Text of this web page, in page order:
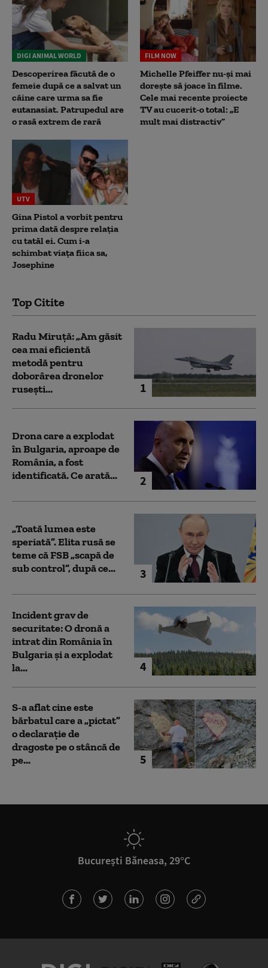
DIGI ANIMAL WORLD
Descoperirea făcută de o
femeie după ce a salvat un
câine care urma sa fie
eutanasiat. Patrupedul are
o rasă extrem de rară
FILM NOW
Michelle Pfeiffer nu-și mai
dorește să joace în filme.
Cele mai recente proiecte
TV au cucerit-o total: „E
mult mai distractiv”
UTV
Gina Pistol a vorbit pentru
prima dată despre relația
cu tatăl ei. Cum i-a
schimbat viața fiica sa,
Josephine
Top Citite
1
Radu Miruță: „Am găsit
cea mai eficientă
metodă pentru
doborârea dronelor
rusești...
2
Drona care a explodat
în Bulgaria, aproape de
România, a fost
identificată. Ce arată...
3
„Toată lumea este
speriată”. Elita rusă se
teme că FSB „scapă de
sub control”, după ce...
4
Incident grav de
securitate: O dronă a
intrat din România în
Bulgaria şi a explodat
la...
5
S-a aflat cine este
bărbatul care a „pictat”
o declarație de
dragoste pe o stâncă de
pe...
București Băneasa, 29°C